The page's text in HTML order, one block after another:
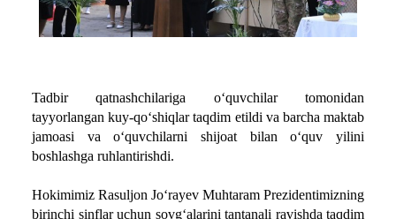
Tadbir qatnashchilariga o‘quvchilar tomonidan
tayyorlangan kuy-qo‘shiqlar taqdim etildi va barcha maktab
jamoasi va o‘quvchilarni shijoat bilan o‘quv yilini
boshlashga ruhlantirishdi.
Hokimimiz Rasuljon Jo‘rayev Muhtaram Prezidentimizning
birinchi sinflar uchun sovg‘alarini tantanali ravishda taqdim